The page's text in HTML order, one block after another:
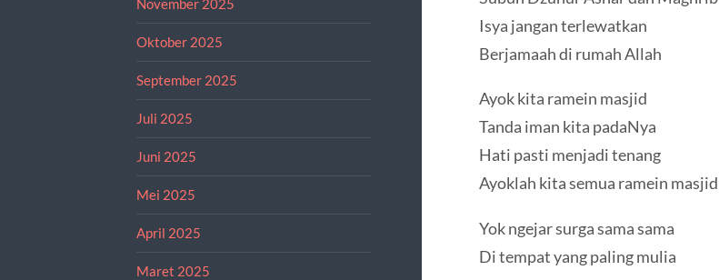
Oktober 2025
September 2025
Juli 2025
Juni 2025
Mei 2025
April 2025
Maret 2025
Isya jangan terlewatkan
Berjamaah di rumah Allah
Ayok kita ramein masjid
Tanda iman kita padaNya
Hati pasti menjadi tenang
Ayoklah kita semua ramein masjid
Yok ngejar surga sama sama
Di tempat yang paling mulia